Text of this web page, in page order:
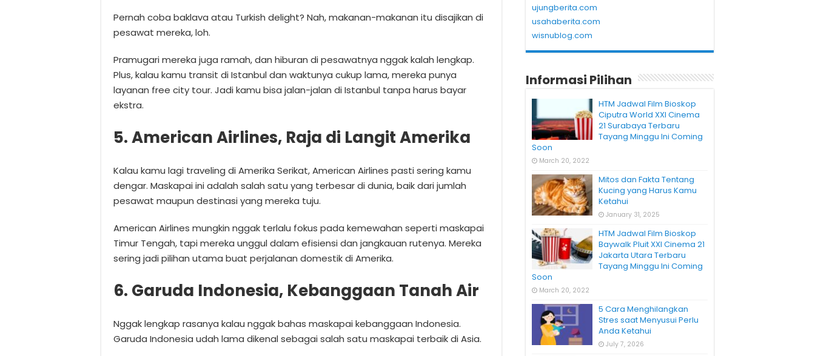
Pernah coba baklava atau Turkish delight? Nah, makanan-makanan itu disajikan di
pesawat mereka, loh.
Pramugari mereka juga ramah, dan hiburan di pesawatnya nggak kalah lengkap.
Plus, kalau kamu transit di Istanbul dan waktunya cukup lama, mereka punya
layanan free city tour. Jadi kamu bisa jalan-jalan di Istanbul tanpa harus bayar
ekstra.
5. American Airlines, Raja di Langit Amerika
Kalau kamu lagi traveling di Amerika Serikat, American Airlines pasti sering kamu
dengar. Maskapai ini adalah salah satu yang terbesar di dunia, baik dari jumlah
pesawat maupun destinasi yang mereka tuju.
American Airlines mungkin nggak terlalu fokus pada kemewahan seperti maskapai
Timur Tengah, tapi mereka unggul dalam efisiensi dan jangkauan rutenya. Mereka
sering jadi pilihan utama buat perjalanan domestik di Amerika.
6. Garuda Indonesia, Kebanggaan Tanah Air
Nggak lengkap rasanya kalau nggak bahas maskapai kebanggaan Indonesia.
Garuda Indonesia udah lama dikenal sebagai salah satu maskapai terbaik di Asia.
ujungberita.com
usahaberita.com
wisnublog.com
Informasi Pilihan
HTM Jadwal Film Bioskop
Ciputra World XXI Cinema
21 Surabaya Terbaru
Tayang Minggu Ini Coming
Soon
March 20, 2022
Mitos dan Fakta Tentang
Kucing yang Harus Kamu
Ketahui
January 31, 2025
HTM Jadwal Film Bioskop
Baywalk Pluit XXI Cinema 21
Jakarta Utara Terbaru
Tayang Minggu Ini Coming
Soon
March 20, 2022
5 Cara Menghilangkan
Stres saat Menyusui Perlu
Anda Ketahui
July 7, 2026